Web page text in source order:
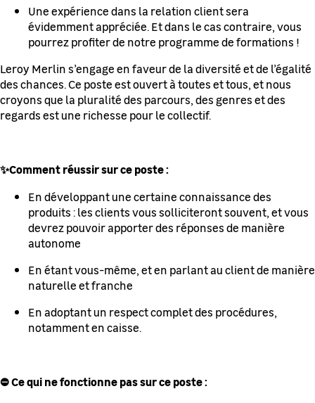
Une expérience dans la relation client sera
évidemment appréciée. Et dans le cas contraire, vous
pourrez profiter de notre programme de formations !
Leroy Merlin s’engage en faveur de la diversité et de l’égalité
des chances. Ce poste est ouvert à toutes et tous, et nous
croyons que la pluralité des parcours, des genres et des
regards est une richesse pour le collectif.
✨Comment réussir sur ce poste :
En développant une certaine connaissance des
produits : les clients vous solliciteront souvent, et vous
devrez pouvoir apporter des réponses de manière
autonome
En étant vous-même, et en parlant au client de manière
naturelle et franche
En adoptant un respect complet des procédures,
notamment en caisse.
⛔ Ce qui ne fonctionne pas sur ce poste :